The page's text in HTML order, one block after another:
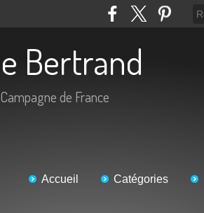
Bertrand
de France
Accueil Catégories